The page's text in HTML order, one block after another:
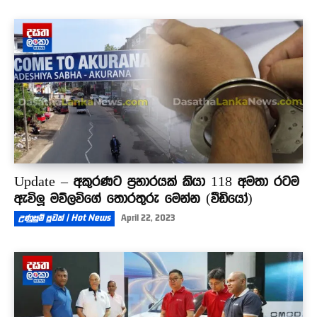
Update – අකුරණට ප්‍රහාරයක් කියා 118 අමතා රටම
ඇවිලූ මව්ලවිගේ තොරතුරු මෙන්න (වීඩියෝ)
උණුසුම් පුවත් | Hot News April 22, 2023